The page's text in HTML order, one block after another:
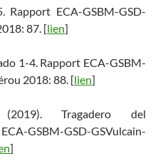
Rapport ECA-GSBM-GSD-
87. [lien]
1-4. Rapport ECA-GSBM-
2018: 88. [lien]
Tragadero del
GSBM-GSD-GSVulcain-
]